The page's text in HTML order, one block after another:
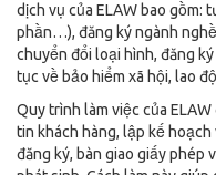
dịch vụ của ELAW bao gồm:
phần…), đăng ký ngành
chuyển đổi loại hình, đăng
tục về bảo hiểm xã hội, lao
Quy trình làm việc của
tin khách hàng, lập kế
đăng ký, bàn giao giấy phép